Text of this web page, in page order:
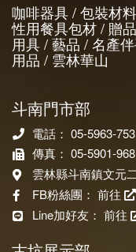
咖啡器具 / 包裝材
性用餐具包材 / 贈
用具 / 藝品 / 名產
用品 / 雲林華山
斗南門市部
電話： 05-5963-753
傳真： 05-5901-968
雲林縣斗南鎮文元
FB粉絲團： 前往
Line加好友： 前往